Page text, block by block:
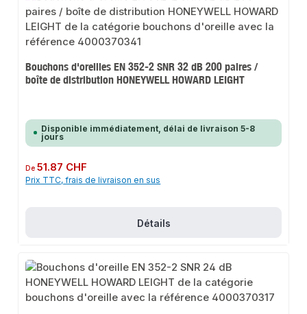
Bouchons d'oreilles EN 352-2 SNR 32 dB 200 paires /
boîte de distribution HONEYWELL HOWARD LEIGHT
Disponible immédiatement, délai de livraison 5-8
jours
Prix régulier :
De51.87 CHF
Prix TTC, frais de livraison en sus
Détails